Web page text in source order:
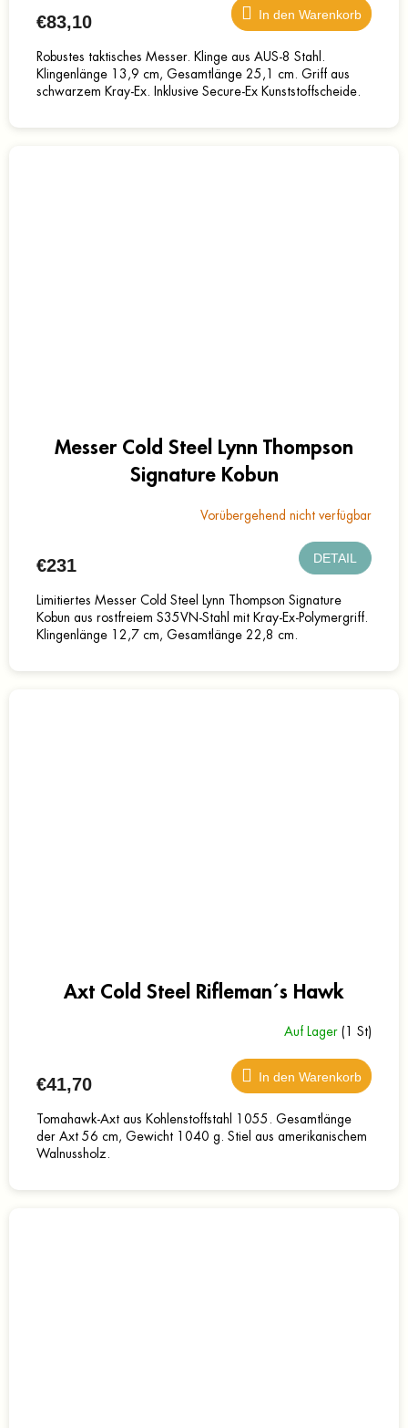
€83,10 In den Warenkorb
Robustes taktisches Messer. Klinge aus AUS-8 Stahl.
Klingenlänge 13,9 cm, Gesamtlänge 25,1 cm. Griff aus
schwarzem Kray-Ex. Inklusive Secure-Ex Kunststoffscheide.
Messer Cold Steel Lynn Thompson
Signature Kobun
Vorübergehend nicht verfügbar
€231 DETAIL
Limitiertes Messer Cold Steel Lynn Thompson Signature
Kobun aus rostfreiem S35VN-Stahl mit Kray-Ex-Polymergriff.
Klingenlänge 12,7 cm, Gesamtlänge 22,8 cm.
Axt Cold Steel Rifleman´s Hawk
Auf Lager (1 St)
€41,70 In den Warenkorb
Tomahawk-Axt aus Kohlenstoffstahl 1055. Gesamtlänge
der Axt 56 cm, Gewicht 1040 g. Stiel aus amerikanischem
Walnussholz.